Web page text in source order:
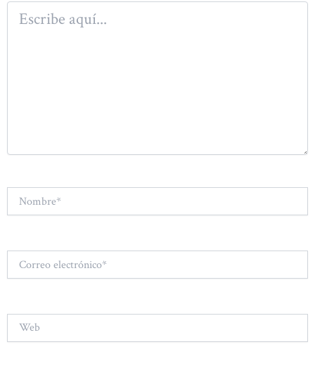
Escribe
aquí...
electrónico*
Web